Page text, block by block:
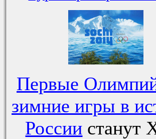
Первые
зимние игры в
России станут